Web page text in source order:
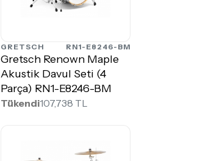
GRETSCH RN1-E8246-BM
Gretsch Renown Maple
Akustik Davul Seti (4
Parça) RN1-E8246-BM
Tükendi107,738 TL